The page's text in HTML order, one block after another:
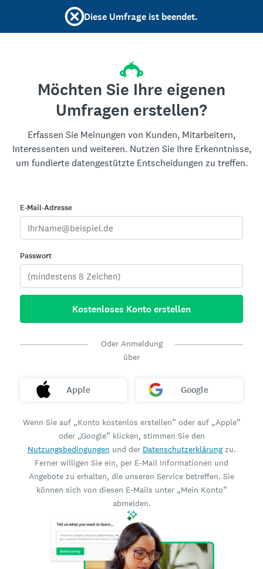
Diese Umfrage ist beendet.
Möchten Sie Ihre eigenen
Umfragen erstellen?
Erfassen Sie Meinungen von Kunden, Mitarbeitern,
Interessenten und weiteren. Nutzen Sie Ihre Erkenntnisse,
um fundierte datengestützte Entscheidungen zu treffen.
E-Mail-Adresse
Passwort
Kostenloses Konto erstellen
Oder Anmeldung
über
Apple Google
Wenn Sie auf „Konto kostenlos erstellen“ oder auf „Apple“
oder „Google“ klicken, stimmen Sie den
Nutzungsbedingungen und der Datenschutzerklärungzu.
Ferner willigen Sie ein, per E-Mail Informationen und
Angebote zu erhalten, die unseren Service betreffen. Sie
können sich von diesen E-Mails unter „Mein Konto“
abmelden.